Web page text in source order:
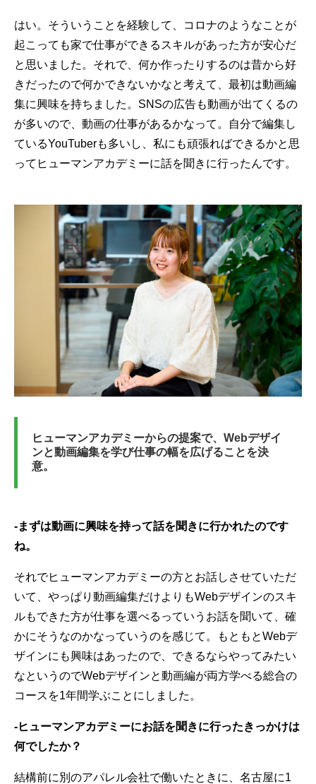
はい。そういうことを経験して、コロナのようなことが
起こっても家で仕事ができるスキルがあった方が安心だ
と思いました。それで、何か作ったりするのは昔から好
きだったので何かできないかなと考えて、最初は動画編
集に興味を持ちました。SNSの広告も動画が出てくるの
が多いので、動画の仕事があるかなって。自分で編集し
ているYouTuberも多いし、私にも頑張ればできるかと思
ってヒューマンアカデミーに話を聞きに行ったんです。
ヒューマンアカデミーからの提案で、Webデザイ
ンと動画編集を学び仕事の幅を広げることを決
意。
-まずは動画に興味を持って話を聞きに行かれたのです
ね。
それでヒューマンアカデミーの方とお話しさせていただ
いて、やっぱり動画編集だけよりもWebデザインのスキ
ルもできた方が仕事を選べるっていうお話を聞いて、確
かにそうなのかなっていうのを感じて。もともとWebデ
ザインにも興味はあったので、できるならやってみたい
なというのでWebデザインと動画編が両方学べる総合の
コースを1年間学ぶことにしました。
-ヒューマンアカデミーにお話を聞きに行ったきっかけは
何でしたか？
結構前に別のアパレル会社で働いたときに、名古屋に1